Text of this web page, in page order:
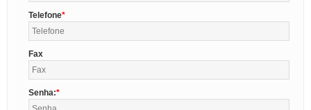
Telefone
Fax
Senha: